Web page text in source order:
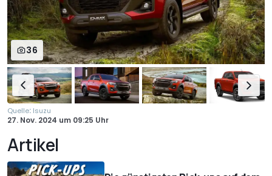
36
Quelle: Isuzu
27. Nov. 2024 um 09:25 Uhr
Artikel